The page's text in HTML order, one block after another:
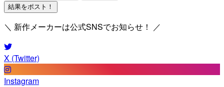
結果をポスト！
＼ 新作メーカーは公式SNSでお知らせ！ ／
X (Twitter)
Instagram